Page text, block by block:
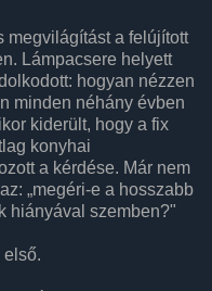
megvilágítást a felújított
Lámpacsere helyett
hogyan nézzen
minden néhány évben
kiderült, hogy a fix
konyhai
a kérdése. Már nem
„megéri-e a hosszabb
hiányával szemben?"
első.